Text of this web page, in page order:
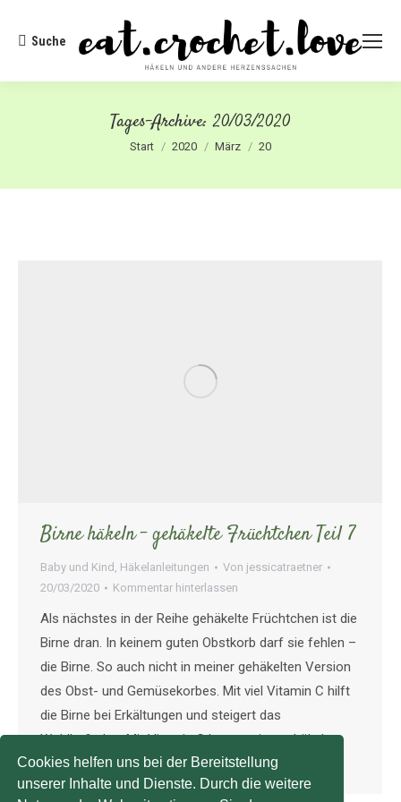
Cookies helfen uns bei der Bereitstellung
unserer Inhalte und Dienste. Durch die weitere
Search:
Suche
Tages-Archive:20/03/2020
Sie befinden sich hier:
Start 2020 März 20
Birne häkeln – gehäkelte Früchtchen Teil 7
Baby und Kind , Häkelanleitungen Von jessicatraetner
20/03/2020
Kommentar hinterlassen
Als nächstes in der Reihe gehäkelte Früchtchen ist die
Birne dran. In keinem guten Obstkorb darf sie fehlen –
die Birne. So auch nicht in meiner gehäkelten Version
des Obst- und Gemüsekorbes. Mit viel Vitamin C hilft
die Birne bei Erkältungen und steigert das
Wohlbefinden. Mit Vitamin C kann meine gehäkelte
Version leider nicht punkten,…